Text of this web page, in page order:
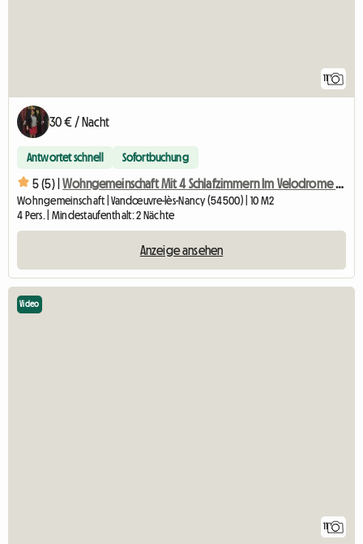
11
30 € / Nacht
Antwortet schnell Sofortbuchung
5 (5) | Wohngemeinschaft Mit 4 Schlafzimmern Im Velodrome Vandoeuvre-lès-Nancy
Wohngemeinschaft | Vandœuvre-lès-Nancy (54500) | 10 M2
4 Pers. | Mindestaufenthalt: 2 Nächte
Anzeige ansehen
Video